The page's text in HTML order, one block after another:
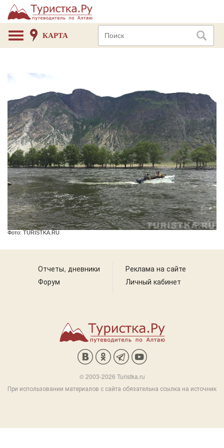
КАРТА
Фото: TURISTKA.RU
Отчеты, дневники
Форум
Реклама на сайте
Личный кабинет
© 2003-2026 Turistka.ru
При использовании материалов с сайта обязательна ссылка на источник